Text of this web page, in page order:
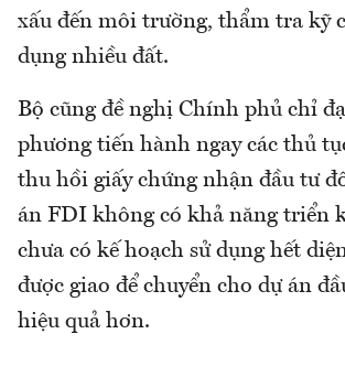
xấu đến môi trường, thẩm tra kỹ
dụng nhiều đất.
Bộ cũng đề nghị Chính phủ chỉ
phương tiến hành ngay các thủ
thu hồi giấy chứng nhận đầu tư
án FDI không có khả năng triển
chưa có kế hoạch sử dụng hết
được giao để chuyển cho dự án
hiệu quả hơn.